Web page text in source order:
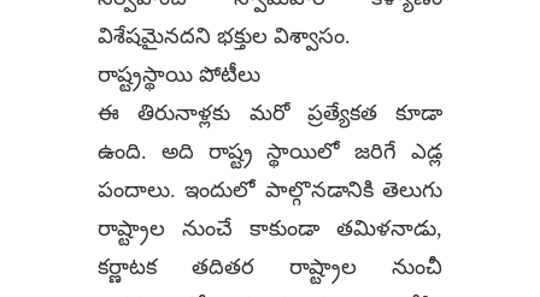
విశేషమైనదని భక్తుల విశ్వాసం.
రాష్ట్రస్థాయి పోటీలు
ఈ తిరునాళ్లకు మరో ప్రత్యేకత కూడా
ఉంది. అది రాష్ట్ర స్థాయిలో జరిగే ఎడ్ల
పందాలు. ఇందులో పాల్గొనడానికి తెలుగు
రాష్ట్రాల నుంచే కాకుండా తమిళనాడు,
కర్ణాటక తదితర రాష్ట్రాల నుంచీ